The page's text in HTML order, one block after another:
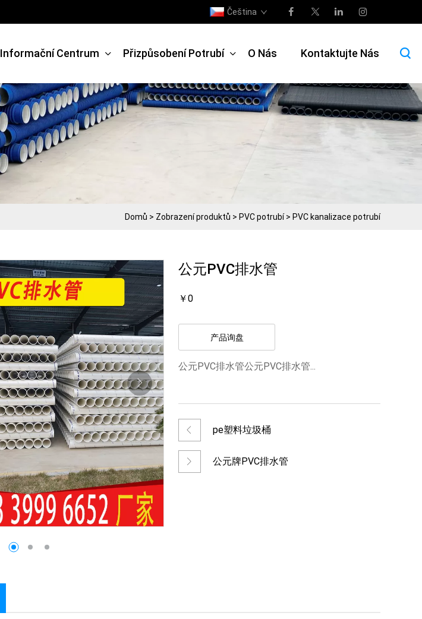
Čeština
Informační Centrum Přizpůsobení Potrubí O Nás Kontaktujte Nás
Domů > Zobrazení produktů > PVC potrubí> PVC kanalizace potrubí
公元PVC排水管
￥0
产品询盘
公元PVC排水管公元PVC排水管...
pe塑料垃圾桶
公元牌PVC排水管